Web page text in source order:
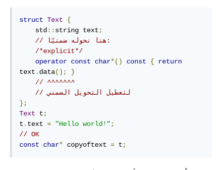
struct Text
{
    std
:: string text;
// هنا نحوله ضمنيًا:
/*explicit*/
operator const char*() const { return
text . data();
}
// ^^^^^^^
// لتعطيل التحويل الضمني
};
Text t;
t . text = "Hello world!";
// OK
const
char* copyoftext = t;